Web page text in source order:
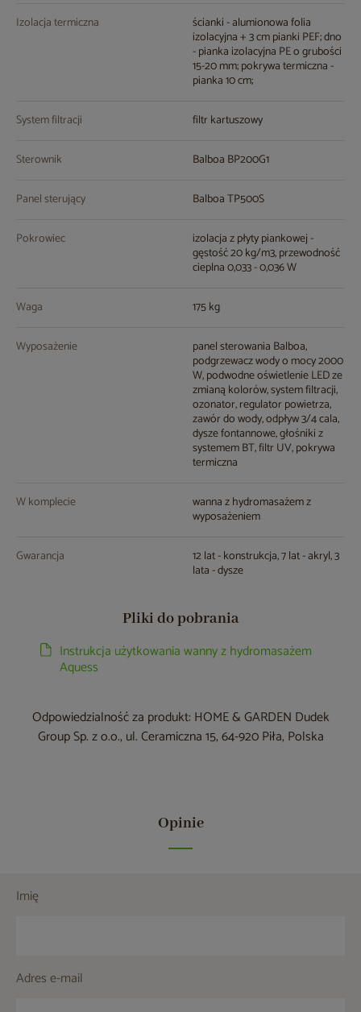
Izolacja termiczna ścianki - alumionowa folia
izolacyjna + 3 cm pianki PEF; dno
- pianka izolacyjna PE o grubości
15-20 mm; pokrywa termiczna -
pianka 10 cm;
System filtracji filtr kartuszowy
Sterownik Balboa BP200G1
Panel sterujący Balboa TP500S
Pokrowiec izolacja z płyty piankowej -
gęstość 20 kg/m3, przewodność
cieplna 0,033 - 0,036 W
Waga 175 kg
Wyposażenie panel sterowania Balboa,
podgrzewacz wody o mocy 2000
W, podwodne oświetlenie LED ze
zmianą kolorów, system filtracji,
ozonator, regulator powietrza,
zawór do wody, odpływ 3/4 cala,
dysze fontannowe, głośniki z
systemem BT, filtr UV, pokrywa
termiczna
W komplecie wanna z hydromasażem z
wyposażeniem
Gwarancja 12 lat - konstrukcja, 7 lat - akryl, 3
lata - dysze
Pliki do pobrania
Instrukcja użytkowania wanny z hydromasażem
Aquess
Odpowiedzialność za produkt: HOME & GARDEN Dudek
Group Sp. z o.o., ul. Ceramiczna 15, 64-920 Piła, Polska
Opinie
Imię
Adres e-mail